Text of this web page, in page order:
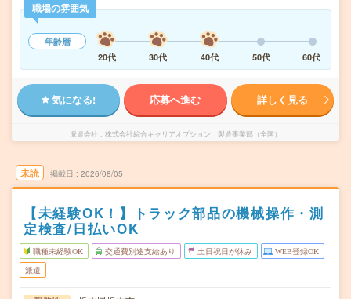
職場の雰囲気
年齢層
20代
30代 40代 50代 60代
気になる! 応募へ進む 詳しく見る
派遣会社 株式会社綜合キャリアオプション 製造事業部（全国）
未読 掲載日 2026/08/05
【未経験OK！】トラック部品の機械操作・測
定検査/日払いOK
職種未経験OK 交通費別途支給あり 土日祝日が休み WEB登録OK
派遣